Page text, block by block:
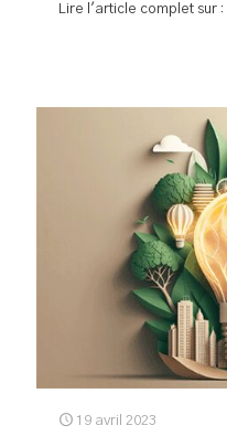
Lire l'article complet sur :
19 avril 2023